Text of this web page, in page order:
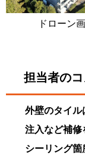
ドローン
担当者のコ
外壁のタイル
注入など補修
シーリング箇